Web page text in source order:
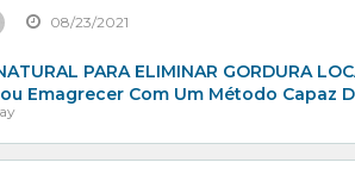
08/23/2021
PARA ELIMINAR GORDURA
Emagrecer Com Um Método Capaz